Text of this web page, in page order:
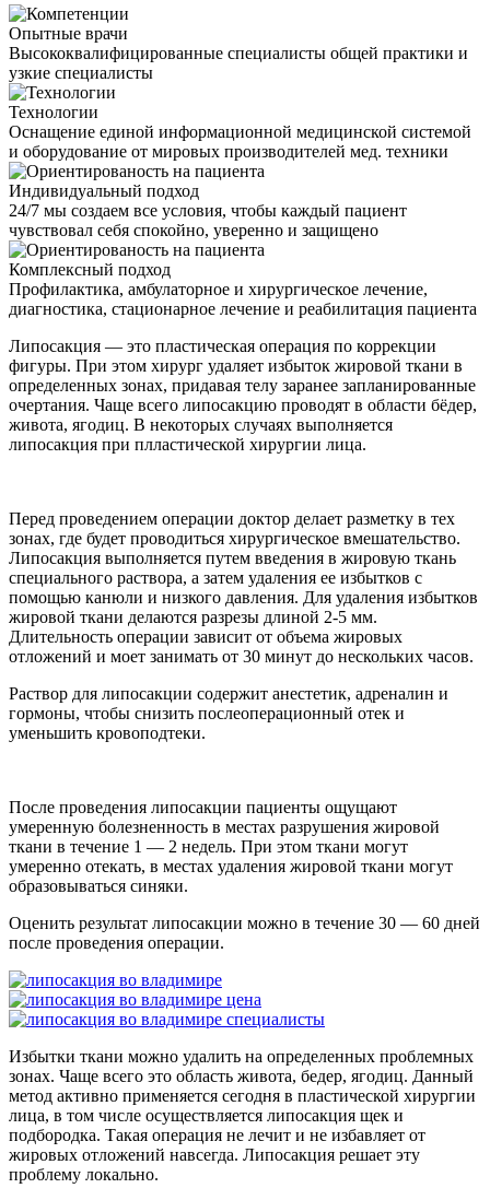
Опытные врачи
Высококвалифицированные специалисты общей практики и
узкие специалисты
Технологии
Оснащение единой информационной медицинской системой
и оборудование от мировых производителей мед. техники
Индивидуальный подход
24/7 мы создаем все условия, чтобы каждый пациент
чувствовал себя спокойно, уверенно и защищено
Комплексный подход
Профилактика, амбулаторное и хирургическое лечение,
диагностика, стационарное лечение и реабилитация пациента
Липосакция — это пластическая операция по коррекции
фигуры. При этом хирург удаляет избыток жировой ткани в
определенных зонах, придавая телу заранее запланированные
очертания. Чаще всего липосакцию проводят в области бёдер,
живота, ягодиц. В некоторых случаях выполняется
липосакция при плластической хирургии лица.
Перед проведением операции доктор делает разметку в тех
зонах, где будет проводиться хирургическое вмешательство.
Липосакция выполняется путем введения в жировую ткань
специального раствора, а затем удаления ее избытков с
помощью канюли и низкого давления. Для удаления избытков
жировой ткани делаются разрезы длиной 2-5 мм.
Длительность операции зависит от объема жировых
отложений и моет занимать от 30 минут до нескольких часов.
Раствор для липосакции содержит анестетик, адреналин и
гормоны, чтобы снизить послеоперационный отек и
уменьшить кровоподтеки.
После проведения липосакции пациенты ощущают
умеренную болезненность в местах разрушения жировой
ткани в течение 1 — 2 недель. При этом ткани могут
умеренно отекать, в местах удаления жировой ткани могут
образовываться синяки.
Оценить результат липосакции можно в течение 30 — 60 дней
после проведения операции.
Избытки ткани можно удалить на определенных проблемных
зонах. Чаще всего это область живота, бедер, ягодиц. Данный
метод активно применяется сегодня в пластической хирургии
лица, в том числе осуществляется липосакция щек и
подбородка. Такая операция не лечит и не избавляет от
жировых отложений навсегда. Липосакция решает эту
проблему локально.